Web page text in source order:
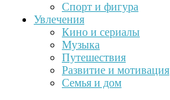
Спорт и фигура
Увлечения
Кино и сериалы
Музыка
Путешествия
Развитие и мотивация
Семья и дом